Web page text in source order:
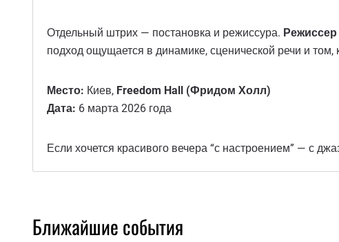
Отдельный штрих — постановка и режиссура. Режиссер
подход ощущается в динамике, сценической речи и
Место: Киев, Freedom Hall (Фридом Холл)
Дата: 6 марта 2026 года
Если хочется красивого вечера “с настроением” — с
Ближайшие события